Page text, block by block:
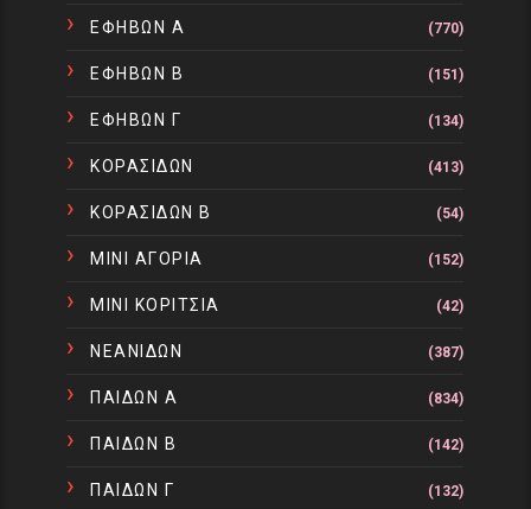
ΕΦΗΒΩΝ Α (770)
ΕΦΗΒΩΝ Β (151)
ΕΦΗΒΩΝ Γ (134)
ΚΟΡΑΣΙΔΩΝ (413)
ΚΟΡΑΣΙΔΩΝ Β (54)
ΜΙΝΙ ΑΓΟΡΙΑ (152)
ΜΙΝΙ ΚΟΡΙΤΣΙΑ (42)
ΝΕΑΝΙΔΩΝ (387)
ΠΑΙΔΩΝ Α (834)
ΠΑΙΔΩΝ Β (142)
ΠΑΙΔΩΝ Γ (132)